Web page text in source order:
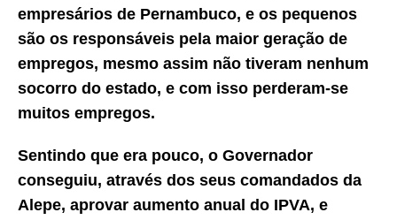
empresários de Pernambuco, e os pequenos
são os responsáveis pela maior geração de
empregos, mesmo assim não tiveram nenhum
socorro do estado, e com isso perderam-se
muitos empregos.
Sentindo que era pouco, o Governador
conseguiu, através dos seus comandados da
Alepe, aprovar aumento anual do IPVA, e